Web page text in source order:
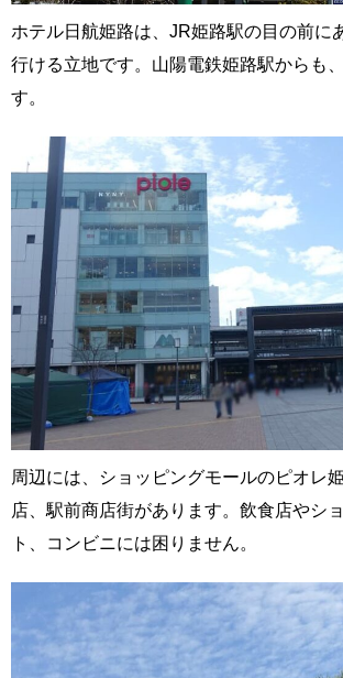
ホテル日航姫路は、JR姫路駅の目の前に
行ける立地です。山陽電鉄姫路駅からも
す。
周辺には、ショッピングモールのピオレ
店、駅前商店街があります。飲食店やシ
ト、コンビニには困りません。